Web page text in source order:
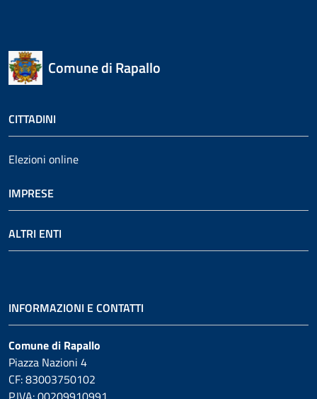
Comune di Rapallo
CITTADINI
Elezioni online
IMPRESE
ALTRI ENTI
INFORMAZIONI E CONTATTI
Comune di Rapallo
Piazza Nazioni 4
CF: 83003750102